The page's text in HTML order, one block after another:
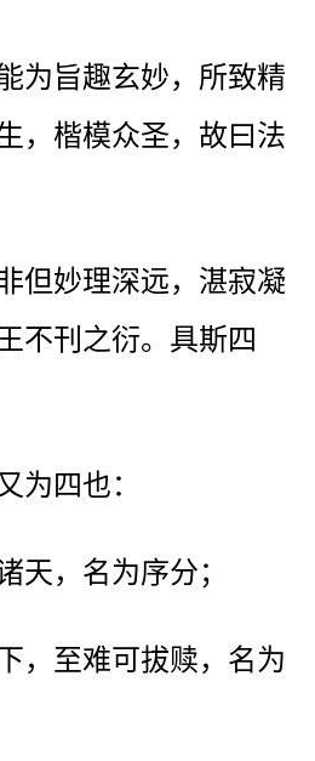
为旨趣玄妙，所致精
，楷模众圣，故曰法
但妙理深远，湛寂凝
不刊之衍。具斯四
为四也：
天，名为序分；
，至难可拔赎，名为